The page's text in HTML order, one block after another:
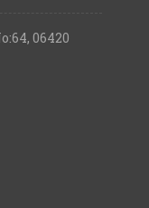
06420